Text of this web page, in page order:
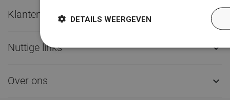
Klantenservice 
Nuttige links 
Over ons 
DETAILS WEERGEVEN